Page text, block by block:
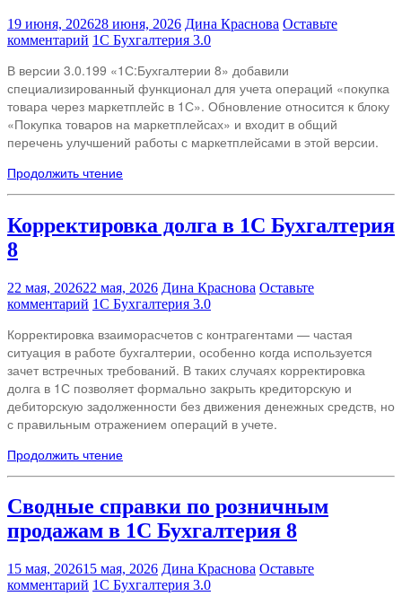
19 июня, 202628 июня, 2026 Дина Краснова Оставьте
комментарий 1С Бухгалтерия 3.0
В версии 3.0.199 «1С:Бухгалтерии 8» добавили
специализированный функционал для учета операций «покупка
товара через маркетплейс в 1С». Обновление относится к блоку
«Покупка товаров на маркетплейсах» и входит в общий
перечень улучшений работы с маркетплейсами в этой версии.
Продолжить чтение
Корректировка долга в 1С Бухгалтерия
8
22 мая, 202622 мая, 2026 Дина Краснова Оставьте
комментарий 1С Бухгалтерия 3.0
Корректировка взаиморасчетов с контрагентами — частая
ситуация в работе бухгалтерии, особенно когда используется
зачет встречных требований. В таких случаях корректировка
долга в 1С позволяет формально закрыть кредиторскую и
дебиторскую задолженности без движения денежных средств, но
с правильным отражением операций в учете.
Продолжить чтение
Сводные справки по розничным
продажам в 1С Бухгалтерия 8
15 мая, 202615 мая, 2026 Дина Краснова Оставьте
комментарий 1С Бухгалтерия 3.0